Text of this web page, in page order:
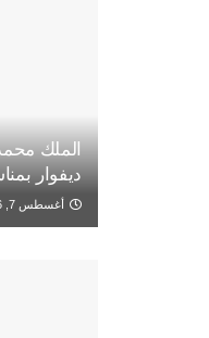
الملك
ديفوار
أغسطس 7, 2026